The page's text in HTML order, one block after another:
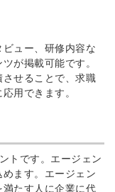
ュー、研修内容な
が掲載可能です。
せることで、求職
用できます。
トです。エージェン
めます。エージェン
満たす人に企業に代